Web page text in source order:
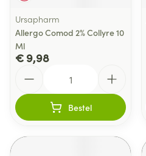
Ursapharm
Allergo Comod 2% Collyre 10
Ml
€ 9,98
Bestel